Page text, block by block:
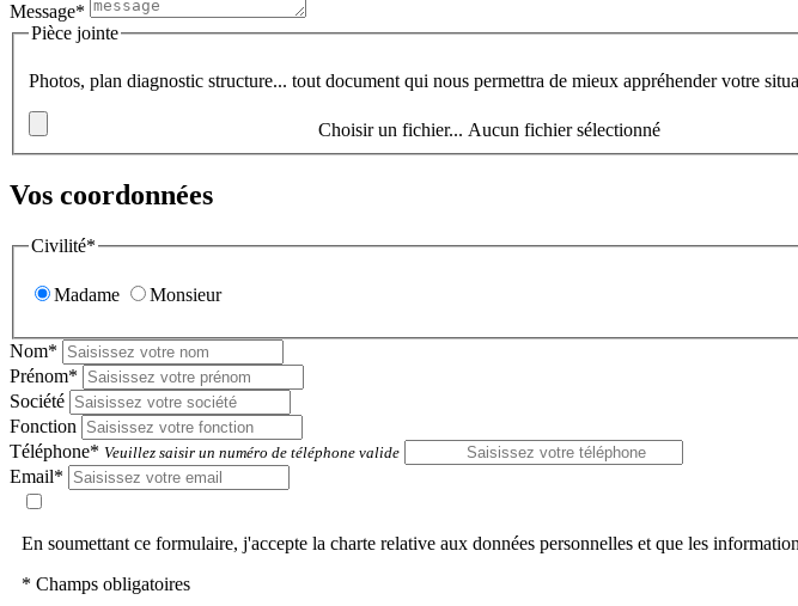
Message*
Pièce jointe
Photos, plan diagnostic structure... tout document qui nous permettra de mieux appréhender votre
Choisir un fichier... Aucun fichier sélectionné
Vos coordonnées
Civilité*
Madame Monsieur
Nom*
Prénom*
Société
Fonction
Téléphone* Veuillez saisir un numéro de téléphone valide
Email*
En soumettant ce formulaire, j'accepte la charte relative aux données personnelles et que les
* Champs obligatoires